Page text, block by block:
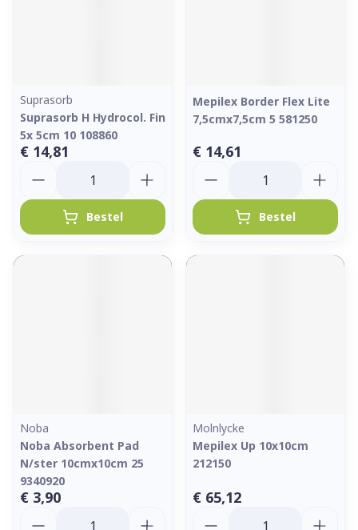
Suprasorb
Suprasorb H Hydrocol. Fin
5x 5cm 10 108860
€ 14,81
Bestel
Mepilex Border Flex Lite
7,5cmx7,5cm 5 581250
€ 14,61
Bestel
Noba
Noba Absorbent Pad
N/ster 10cmx10cm 25
9340920
€ 3,90
Molnlycke
Mepilex Up 10x10cm
212150
€ 65,12